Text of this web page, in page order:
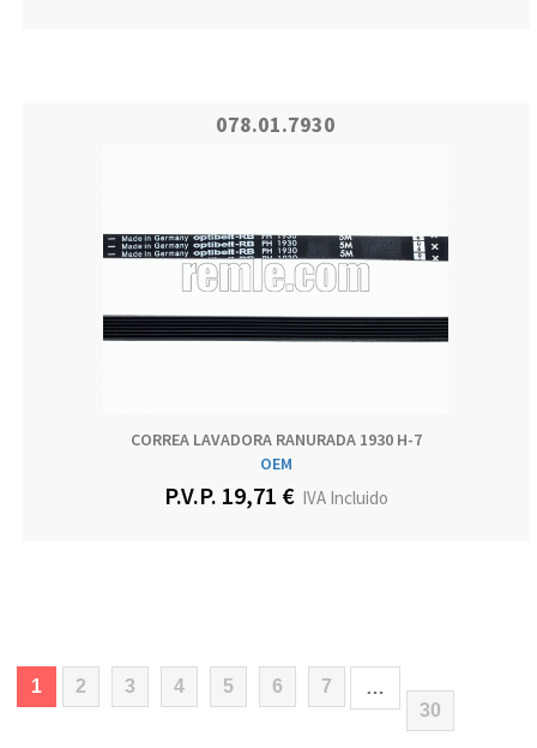
078.01.7930
CORREA LAVADORA RANURADA 1930 H-7
OEM
P.V.P. 19,71 €IVA Incluido
1 (current)
2 3 4 5 6 7
…
30